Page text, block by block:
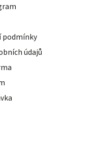
podmínky
údajů